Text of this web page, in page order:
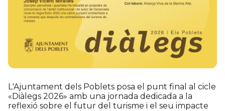
L'Ajuntament dels Poblets posa el punt final al cicle
«Diàlegs 2026» amb una jornada dedicada a la
reflexió sobre el futur del turisme i el seu impacte